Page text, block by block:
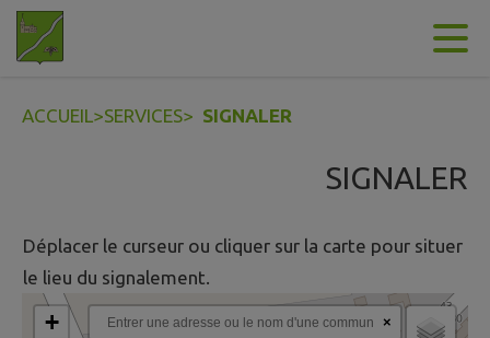
Contenu
ACCUEIL>SERVICES> SIGNALER
SIGNALER
Déplacer le curseur ou cliquer sur la carte pour situer
le lieu du signalement.
+
×